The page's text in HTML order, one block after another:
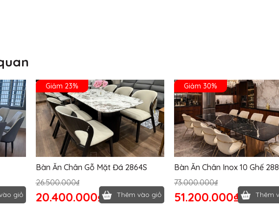
giỏ
Giảm 23%
Bàn Ăn Chân Gỗ Mặt Đá 2864S
26.500.000₫
20.400.000₫ Thêm vào giỏ
Giảm 30%
Bàn Ăn Chân Inox 10 Ghế
73.000.000₫
51.200.000₫ Thêm